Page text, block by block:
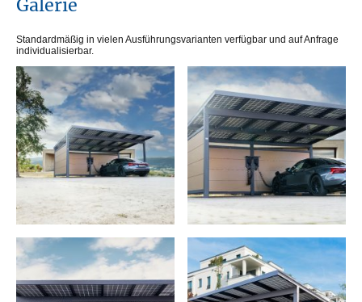
Galerie
Standardmäßig in vielen Ausführungsvarianten verfügbar und auf Anfrage
individualisierbar.